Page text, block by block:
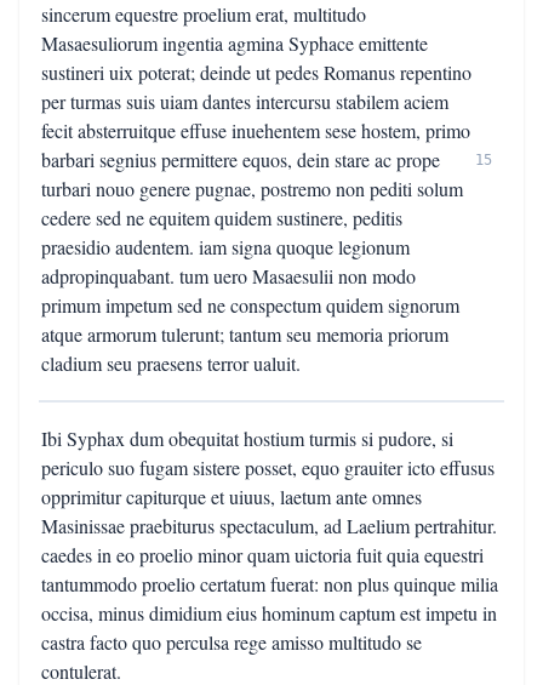
sincerum equestre proelium erat, multitudo
Masaesuliorum ingentia agmina Syphace emittente
sustineri uix poterat; deinde ut pedes Romanus repentino
per turmas suis uiam dantes intercursu stabilem aciem
fecit absterruitque effuse inuehentem sese hostem, primo
barbari segnius permittere equos, dein stare ac prope
turbari nouo genere pugnae, postremo non pediti solum
cedere sed ne equitem quidem sustinere, peditis
praesidio audentem. iam signa quoque legionum
adpropinquabant. tum uero Masaesulii non modo
primum impetum sed ne conspectum quidem signorum
atque armorum tulerunt; tantum seu memoria priorum
cladium seu praesens terror ualuit.
15
Ibi Syphax dum obequitat hostium turmis si pudore, si
periculo suo fugam sistere posset, equo grauiter icto effusus
opprimitur capiturque et uiuus, laetum ante omnes
Masinissae praebiturus spectaculum, ad Laelium pertrahitur.
caedes in eo proelio minor quam uictoria fuit quia equestri
tantummodo proelio certatum fuerat: non plus quinque milia
occisa, minus dimidium eius hominum captum est impetu in
castra facto quo perculsa rege amisso multitudo se
contulerat.